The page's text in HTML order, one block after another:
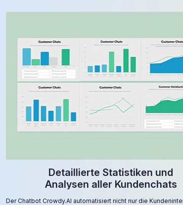
Detaillierte Statistiken und
Analysen aller Kundenchats
Der Chatbot Crowdy.AI automatisiert nicht nur die